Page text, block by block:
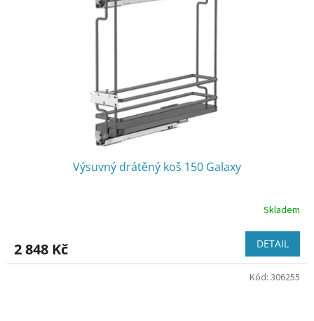
Výsuvný drátěný koš 150 Galaxy
Skladem
2 848 Kč DETAIL
Kód: 306255